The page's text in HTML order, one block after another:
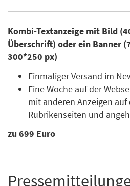
Kombi-Textanzeige mit Bild
Überschrift) oder ein Banner
300*250 px)
Einmaliger Versand im
Eine Woche auf der
mit anderen Anzeigen
Rubrikenseiten und
zu 699 Euro